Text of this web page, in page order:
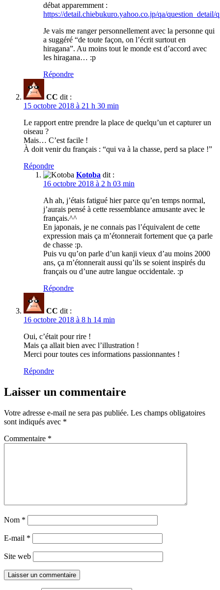
débat apparemment :
https://detail.chiebukuro.yahoo.co.jp/qa/question_detail/
Je vais me ranger personnellement avec la personne qui
a suggéré “de toute façon, on l’écrit surtout en
hiragana”. Au moins tout le monde est d’accord avec
les hiragana… :p
Répondre
CC dit :
15 octobre 2018 à 21 h 30 min
Le rapport entre prendre la place de quelqu’un et capturer un
oiseau ?
Mais… C’est facile !
À doit venir du français : “qui va à la chasse, perd sa place !”
Répondre
Kotoba dit :
16 octobre 2018 à 2 h 03 min
Ah ah, j’étais fatigué hier parce qu’en temps normal,
j’aurais pensé à cette ressemblance amusante avec le
français.^^
En japonais, je ne connais pas l’équivalent de cette
expression mais ça m’étonnerait fortement que ça parle
de chasse :p.
Puis vu qu’on parle d’un kanji vieux d’au moins 2000
ans, ça m’étonnerait aussi qu’ils se soient inspirés du
français ou d’une autre langue occidentale. :p
Répondre
CC dit :
16 octobre 2018 à 8 h 14 min
Oui, c’était pour rire !
Mais ça allait bien avec l’illustration !
Merci pour toutes ces informations passionnantes !
Répondre
Laisser un commentaire
Votre adresse e-mail ne sera pas publiée. Les champs obligatoires
sont indiqués avec *
Commentaire *
Nom *
E-mail *
Site web